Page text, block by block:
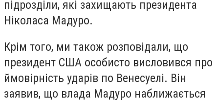
підрозділи, які захищають президента
Ніколаса Мадуро.
Крім того, ми також розповідали, що
президент США особисто висловився про
ймовірність ударів по Венесуелі. Він
заявив, що влада Мадуро наближається